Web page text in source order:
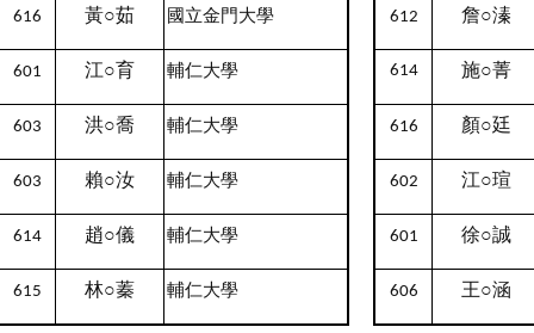
616 黃○茹 國立金門大學 612 詹○溱
601 江○育 輔仁大學 614 施○菁
603 洪○喬 輔仁大學 616 顏○廷
603 賴○汝 輔仁大學 602 江○瑄
614 趙○儀 輔仁大學 601 徐○誠
615 林○蓁 輔仁大學 606 王○涵